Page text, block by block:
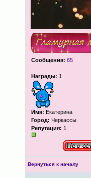
Сообщения: 65
Награды: 1
Имя: Екатерина
Город: Черкассы
Репутация: 1
Вернуться к началу